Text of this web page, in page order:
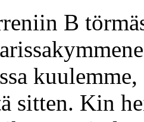
B
sitten. Kin